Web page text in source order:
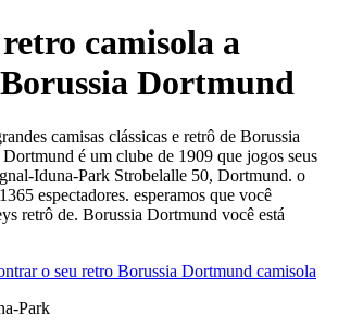
retro camisola a
Dortmund
camisas clássicas e retrô de Borussia
é um clube de 1909 que jogos seus
Iduna-Park Strobelalle 50, Dortmund. o
espectadores. esperamos que você
retrô de. Borussia Dortmund você está
o seu retro Borussia Dortmund camisola
Park